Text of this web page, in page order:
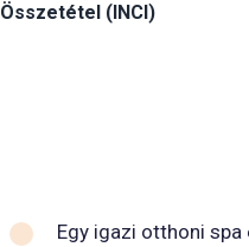
Összetétel (INCI)
Egy igazi otthoni